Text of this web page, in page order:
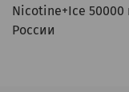
Nicotine+Ice 50000
России